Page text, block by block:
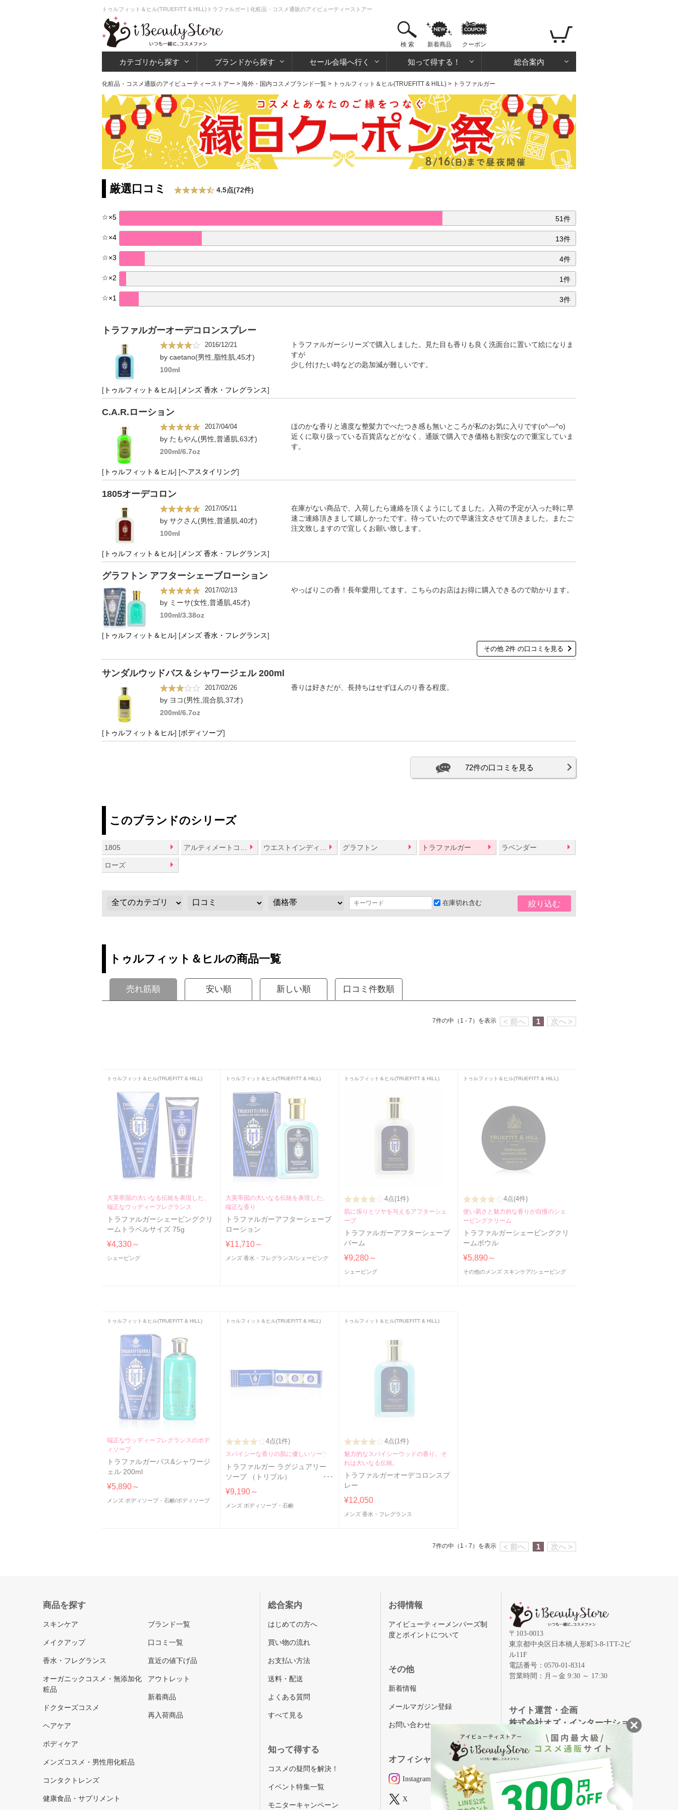
トゥルフィット＆ヒル(TRUEFITT & HILL)トラファルガー | 化粧品・コスメ通販のアイビューティーストアー
検 索 新着商品 クーポン
カテゴリから探す ブランドから探す セール会場へ行く 知って得する！ 総合案内
化粧品・コスメ通販のアイビューティーストアー > 海外・国内コスメブランド一覧 > トゥルフィット＆ヒル(TRUEFITT & HILL) > トラファルガー
厳選口コミ 4.5点(72件)
☆×5 51件
☆×4 13件
☆×3 4件
☆×2 1件
☆×1 3件
トラファルガーオーデコロンスプレー
2016/12/21
by caetano(男性,脂性肌,45才)
100ml
トラファルガーシリーズで購入しました。見た目も香りも良く洗面台に置いて絵になりま
すが
少し付けたい時などの匙加減が難しいです。
[ トゥルフィット＆ヒル] [ メンズ 香水・フレグランス]
C.A.R.ローション
2017/04/04
by たもやん(男性,普通肌,63才)
200ml/6.7oz
ほのかな香りと適度な整髪力でべたつき感も無いところが私のお気に入りです(o^―^o)
近くに取り扱っている百貨店などがなく、通販で購入でき価格も割安なので重宝していま
す。
[ トゥルフィット＆ヒル] [ヘアスタイリング]
1805オーデコロン
2017/05/11
by サクさん(男性,普通肌,40才)
100ml
在庫がない商品で、入荷したら連絡を頂くようにしてました。入荷の予定が入った時に早
速ご連絡頂きまして嬉しかったです。待っていたので早速注文させて頂きました。またご
注文致しますので宜しくお願い致します。
[ トゥルフィット＆ヒル] [ メンズ 香水・フレグランス]
グラフトン アフターシェーブローション
2017/02/13
by ミーサ(女性,普通肌,45才)
100ml/3.38oz
やっぱりこの香！長年愛用してます。こちらのお店はお得に購入できるので助かります。
[ トゥルフィット＆ヒル] [ メンズ 香水・フレグランス]
その他 2件 の口コミを見る
サンダルウッドバス＆シャワージェル 200ml
2017/02/26
by ヨコ(男性,混合肌,37才)
200ml/6.7oz
香りは好きだが、長持ちはせずほんのり香る程度。
[ トゥルフィット＆ヒル] [ボディソープ]
72件の口コミを見る
このブランドのシリーズ
1805 グラフトン トラファルガー ラベンダー
ローズ
在庫切れ含む 絞り込む
トゥルフィット＆ヒルの商品一覧
売れ筋順 安い順 新しい順 口コミ件数順
< 前へ 1 次へ >
7件の中（1 - 7）を表示
トゥルフィット＆ヒル(TRUEFITT & HILL)
大英帝国の大いなる伝統を表現した、
端正なウッディーフレグランス
トラファルガーシェービングクリ
ームトラベルサイズ 75g
¥4,330～
シェービング
トゥルフィット＆ヒル(TRUEFITT & HILL)
大英帝国の大いなる伝統を表現した、
端正な香り
トラファルガーアフターシェーブ
ローション
¥11,710～
メンズ 香水・フレグランス/シェービング
トゥルフィット＆ヒル(TRUEFITT & HILL)
4点(1件)
肌に張りとツヤを与えるアフターシェ
ーブ
トラファルガーアフターシェーブ
バーム
¥9,280～
シェービング
トゥルフィット＆ヒル(TRUEFITT & HILL)
4点(4件)
使い易さと魅力的な香りが自慢のシェ
ービングクリーム
トラファルガーシェービングクリ
ームボウル
¥5,890～
その他のメンズ スキンケア/シェービング
トゥルフィット＆ヒル(TRUEFITT & HILL)
端正なウッディーフレグランスのボデ
ィソープ
トラファルガーバス&シャワージ
ェル 200ml
¥5,890～
メンズ ボディソープ・石鹸/ボディソープ
トゥルフィット＆ヒル(TRUEFITT & HILL)
4点(1件)
スパイシーな香りの肌に優しいソープ
トラファルガー ラグジュアリー
ソープ （トリプル）
3x150g/5.25oz
¥9,190～
メンズ ボディソープ・石鹸
トゥルフィット＆ヒル(TRUEFITT & HILL)
4点(1件)
魅力的なスパイシーウッドの香り。そ
れは大いなる伝統。
トラファルガーオーデコロンスプ
レー
¥12,050
メンズ 香水・フレグランス
< 前へ 1 次へ >
7件の中（1 - 7）を表示
商品を探す
スキンケア
メイクアップ
香水・フレグランス
オーガニックコスメ・無添加化
粧品
ドクターズコスメ
ヘアケア
ボディケア
メンズコスメ・男性用化粧品
コンタクトレンズ
健康食品・サプリメント
ブランド一覧
口コミ一覧
直近の値下げ品
アウトレット
新着商品
再入荷商品
総合案内
はじめての方へ
買い物の流れ
お支払い方法
送料・配送
よくある質問
すべて見る
知って得する
コスメの疑問を解決！
イベント特集一覧
モニターキャンペーン
お得情報
アイビューティーメンバーズ制
度とポイントについて
その他
新着情報
メールマガジン登録
お問い合わせ
オフィシャルSNS
Instagram
X
〒103-0013
東京都中央区日本橋人形町3-8-1TT-2ビ
ル11F
電話番号：0570-01-8314
営業時間：月～金 9:30 ～ 17:30
サイト運営・企画
株式会社オズ・インターナショ
ナル
創業150年、英国伝統の最高級猪毛ハン
ドメイドヘアブラシ
メイソンピアソン